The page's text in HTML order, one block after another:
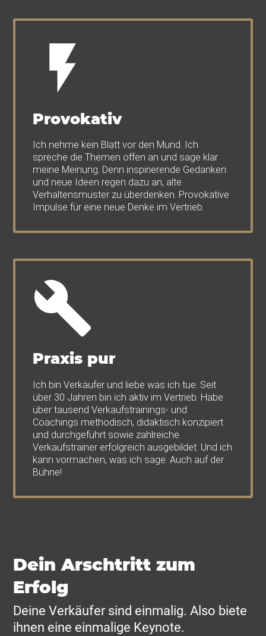
Provokativ
Ich nehme kein Blatt vor den Mund. Ich
spreche die Themen offen an und sage klar
meine Meinung. Denn inspirierende Gedanken
und neue Ideen regen dazu an, alte
Verhaltensmuster zu überdenken. Provokative
Impulse für eine neue Denke im Vertrieb.
Praxis pur
Ich bin Verkäufer und liebe was ich tue. Seit
über 30 Jahren bin ich aktiv im Vertrieb. Habe
über tausend Verkaufstrainings- und
Coachings methodisch, didaktisch konzipiert
und durchgeführt sowie zahlreiche
Verkaufstrainer erfolgreich ausgebildet. Und ich
kann vormachen, was ich sage. Auch auf der
Bühne!
Dein Arschtritt zum
Erfolg
Deine Verkäufer sind einmalig. Also biete
ihnen eine einmalige Keynote.